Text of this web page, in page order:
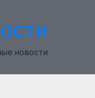
новости